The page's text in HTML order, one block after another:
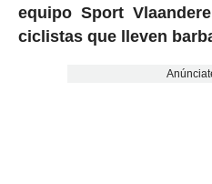
equipo Sport
ciclistas que lleven